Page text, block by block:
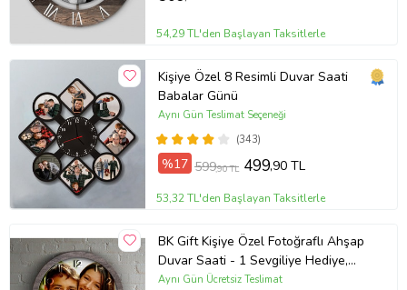
54,29 TL'den Başlayan Taksitlerle
Kişiye Özel 8 Resimli Duvar Saati
Babalar Günü
(343)
Aynı Gün Teslimat Seçeneği
%17 599,90 TL 499,90 TL
53,32 TL'den Başlayan Taksitlerle
BK Gift Kişiye Özel Fotoğraflı Ahşap
Duvar Saati - 1 Sevgiliye Hediye,
Arkadaşa Hediye, Ev Hediyesi
Aynı Gün Ücretsiz Teslimat